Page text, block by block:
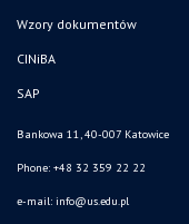
Wzory dokumentów
CINiBA
SAP
Bankowa 11, 40-007 Katowice
Phone: +48 32 359 22 22
e-mail: info@us.edu.pl